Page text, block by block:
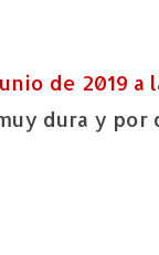
de 2019 a
dura y por